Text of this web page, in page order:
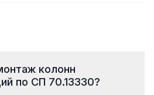
колонн
по СП 70.13330?